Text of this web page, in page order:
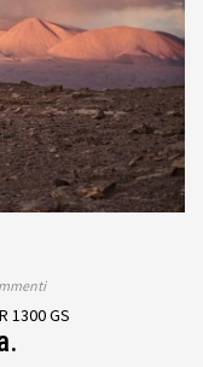
1300 GS